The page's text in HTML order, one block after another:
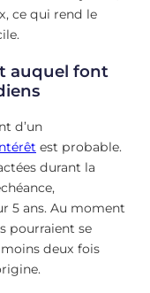
ce qui rend le
auquel font
d’un
est probable.
durant la
5 ans. Au moment
pourraient se
deux fois